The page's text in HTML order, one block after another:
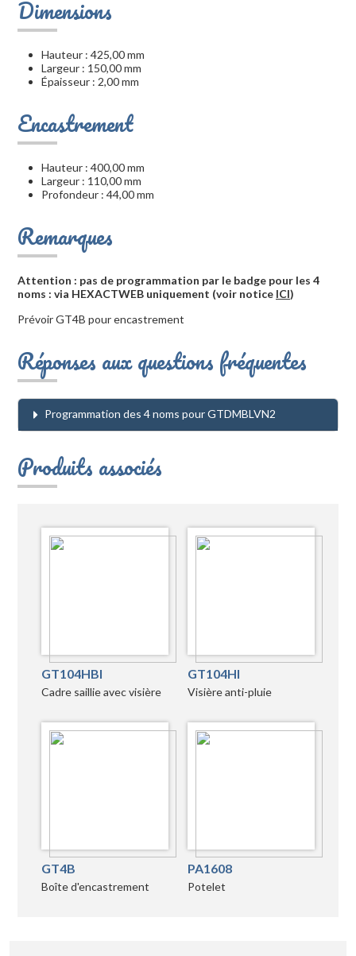
Dimensions
Hauteur : 425,00 mm
Largeur : 150,00 mm
Épaisseur : 2,00 mm
Encastrement
Hauteur : 400,00 mm
Largeur : 110,00 mm
Profondeur : 44,00 mm
Remarques
Attention : pas de programmation par le badge pour les 4
noms : via HEXACTWEB uniquement (voir notice ICI)
Prévoir GT4B pour encastrement
Réponses aux questions fréquentes
Programmation des 4 noms pour GTDMBLVN2
Produits associés
GT104HBI
Cadre saillie avec visière
GT104HI
Visière anti-pluie
GT4B
Boîte d'encastrement
PA1608
Potelet